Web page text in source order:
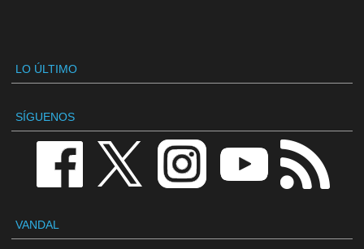
LO ÚLTIMO
SÍGUENOS
VANDAL